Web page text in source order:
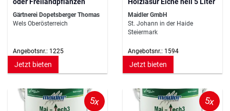
Gärtnerei Dopetsberger Thomas
Wels Oberösterreich
Angebotsnr.: 1225
Jetzt bieten
Maidler GmbH
St. Johann in der Haide
Steiermark
Angebotsnr.: 1594
Jetzt bieten
5x 5x